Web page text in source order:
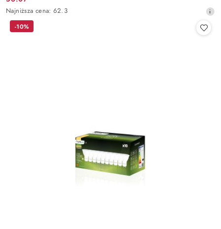
Cena
promocyjna:
Najniższa
cena
Najniższa cena: 62.3
-10%